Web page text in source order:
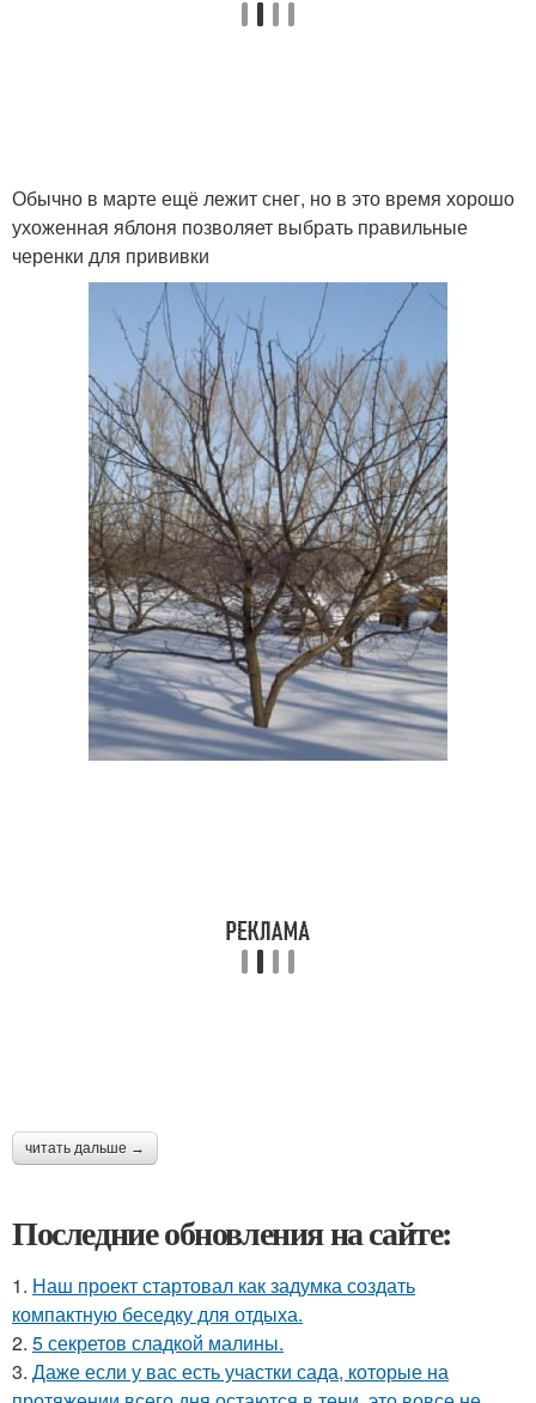
Обычно в марте ещё лежит снег, но в это время хорошо
ухоженная яблоня позволяет выбрать правильные
черенки для прививки
читать дальше →
Последние обновления на сайте:
1. Наш проект стартовал как задумка создать
компактную беседку для отдыха.
2. 5 секретов сладкой малины.
3. Даже если у вас есть участки сада, которые на